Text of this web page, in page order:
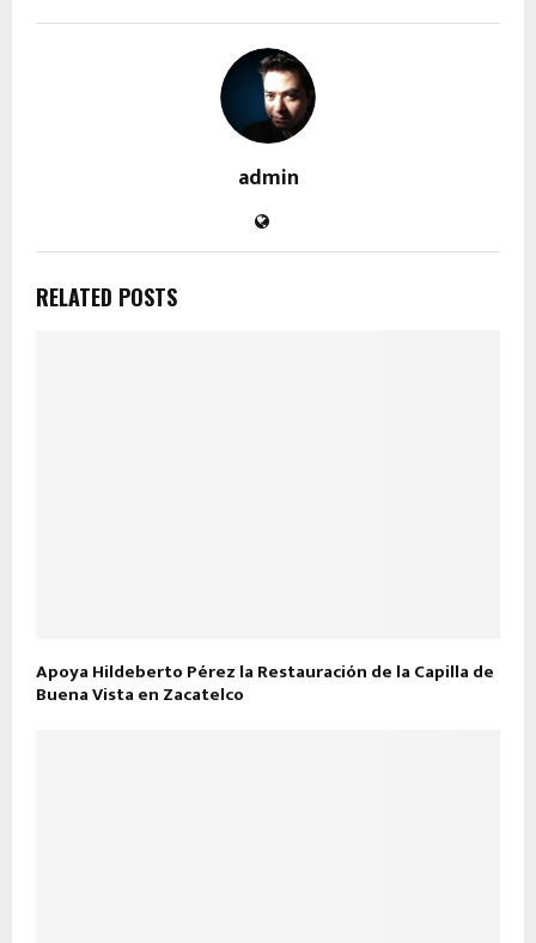
admin
RELATED POSTS
Apoya Hildeberto Pérez la Restauración de la Capilla de
Buena Vista en Zacatelco